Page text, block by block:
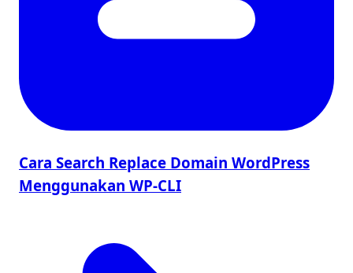
Cara Search Replace Domain WordPress
Menggunakan WP-CLI